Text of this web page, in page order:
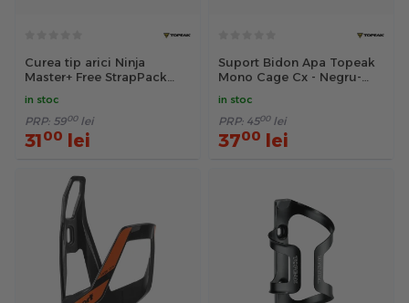
Curea tip arici Ninja
Master+ Free StrapPack
in stoc
PRP: 5900 lei
3100 lei
Suport Bidon Apa Topeak
Mono Cage Cx - Negru-
in stoc
PRP: 4500 lei
3700 lei